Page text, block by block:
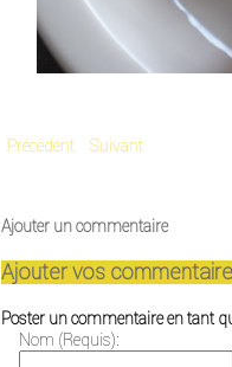
Précédent Suivant
Ajouter un commentaire
Ajouter vos
Poster un commentaire en tant
Nom (Requis):